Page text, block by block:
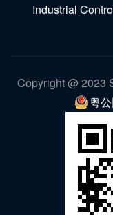
Industrial
Copyright @ 2023
粤